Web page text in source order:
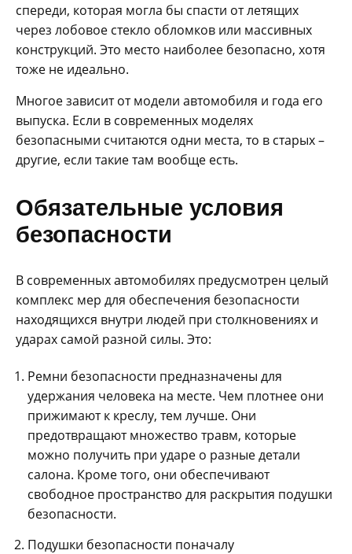
спереди, которая могла бы спасти от летящих
через лобовое стекло обломков или массивных
конструкций. Это место наиболее безопасно, хотя
тоже не идеально.
Многое зависит от модели автомобиля и года его
выпуска. Если в современных моделях
безопасными считаются одни места, то в старых –
другие, если такие там вообще есть.
Обязательные условия
безопасности
В современных автомобилях предусмотрен целый
комплекс мер для обеспечения безопасности
находящихся внутри людей при столкновениях и
ударах самой разной силы. Это:
Ремни безопасности предназначены для
удержания человека на месте. Чем плотнее они
прижимают к креслу, тем лучше. Они
предотвращают множество травм, которые
можно получить при ударе о разные детали
салона. Кроме того, они обеспечивают
свободное пространство для раскрытия подушки
безопасности.
Подушки безопасности поначалу